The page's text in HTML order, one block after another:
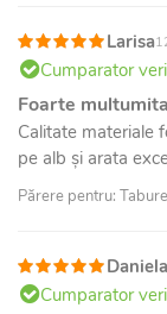
Larisa
Cumparator
Foarte multumita
Calitate materiale
pe alb și arata
Părere pentru:
Cumparator